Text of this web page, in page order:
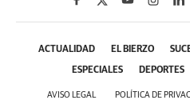
ACTUALIDAD EL BIERZO
ESPECIALES DEPORTES
AVISO LEGAL POLÍTICA DE